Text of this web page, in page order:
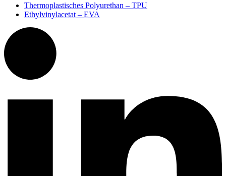
Thermoplastisches Polyurethan – TPU
Ethylvinylacetat – EVA